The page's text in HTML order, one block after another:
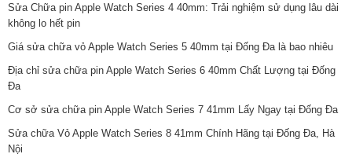
Sửa Chữa pin Apple Watch Series 4 40mm: Trải nghiệm sử dụng lâu dài
không lo hết pin
Giá sửa chữa vỏ Apple Watch Series 5 40mm tại Đống Đa là bao nhiêu
Địa chỉ sửa chữa pin Apple Watch Series 6 40mm Chất Lượng tại Đống
Đa
Cơ sở sửa chữa pin Apple Watch Series 7 41mm Lấy Ngay tại Đống Đa
Sửa chữa Vỏ Apple Watch Series 8 41mm Chính Hãng tại Đống Đa, Hà
Nội